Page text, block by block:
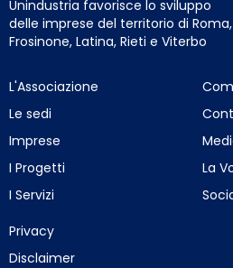
Unindustria favorisce lo sviluppo
delle imprese del territorio di Roma,
Frosinone, Latina, Rieti e Viterbo
L'Associazione
Le sedi
Imprese
I Progetti
I Servizi
La
Privacy
Disclaimer